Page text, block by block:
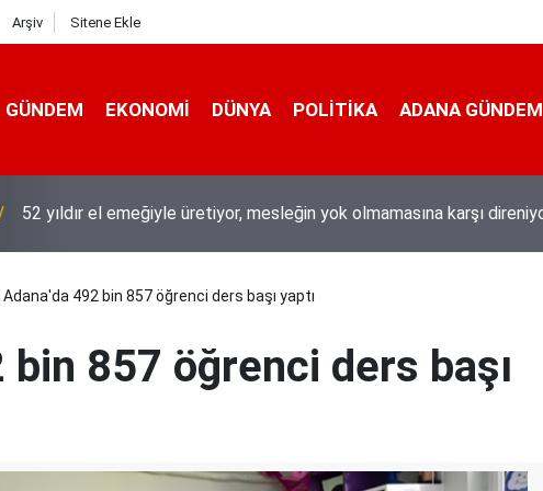
Arşiv Sitene Ekle
GÜNDEM EKONOMI DÜNYA POLİTİKA ADANA GÜNDEM
Hava 40, asfalt 200 derece: Adana’da işçilerin zorlu mesaisi
Adana'da 492 bin 857 öğrenci ders başı yaptı
bin 857 öğrenci ders başı